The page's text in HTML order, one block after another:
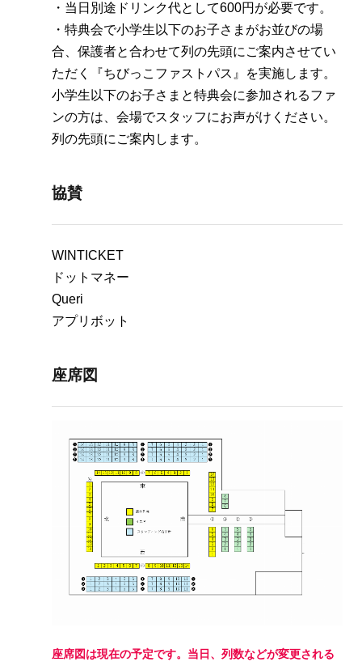
・当日別途ドリンク代として600円が必要です。
・特典会で小学生以下のお子さまがお並びの場
合、保護者と合わせて列の先頭にご案内させてい
ただく『ちびっこファストパス』を実施します。
小学生以下のお子さまと特典会に参加されるファ
ンの方は、会場でスタッフにお声がけください。
列の先頭にご案内します。
協賛
WINTICKET
ドットマネー
Queri
アプリボット
座席図
座席図は現在の予定です。当日、列数などが変更される